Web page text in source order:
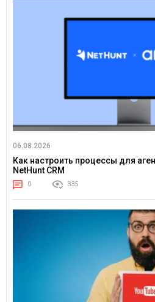
06.08.2026
Как настроить процессы для
NetHunt CRM
0 335